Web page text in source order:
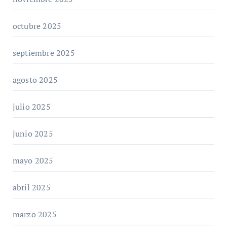
octubre 2025
septiembre 2025
agosto 2025
julio 2025
junio 2025
mayo 2025
abril 2025
marzo 2025